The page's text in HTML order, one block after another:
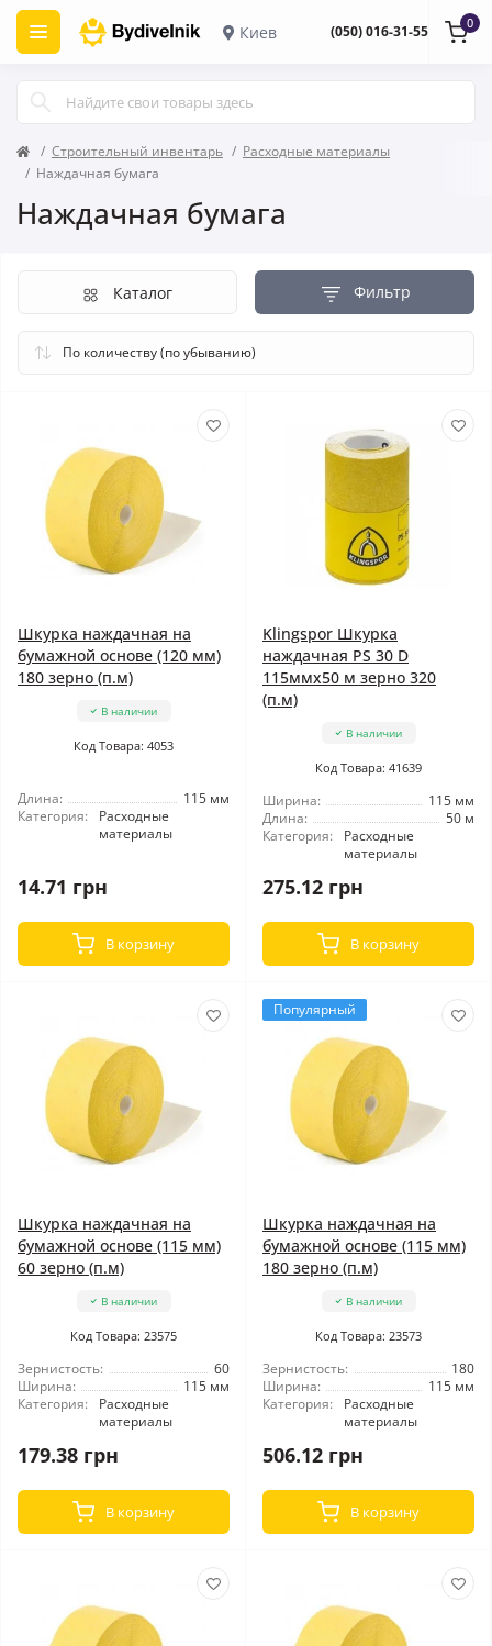
Киев (050) 016-31-55 0
Строительный инвентарь
Расходные материалы
Наждачная бумага
Наждачная бумага
Фильтр
Каталог
Шкурка наждачная на
бумажной основе (120 мм)
180 зерно (п.м)
В наличии
Код Товара: 4053
Длина:
115 мм
Категория:
Расходные
материалы
14.71 грн
В корзину
Klingspor Шкурка
наждачная PS 30 D
115ммx50 м зерно 320
(п.м)
В наличии
Код Товара: 41639
Ширина:
115 мм
Длина:
50 м
Категория:
Расходные
материалы
275.12 грн
В корзину
Шкурка наждачная на
бумажной основе (115 мм)
60 зерно (п.м)
В наличии
Код Товара: 23575
Зернистость:
60
Ширина:
115 мм
Категория:
Расходные
материалы
179.38 грн
В корзину
Популярный
Шкурка наждачная на
бумажной основе (115 мм)
180 зерно (п.м)
В наличии
Код Товара: 23573
Зернистость:
180
Ширина:
115 мм
Категория:
Расходные
материалы
506.12 грн
В корзину